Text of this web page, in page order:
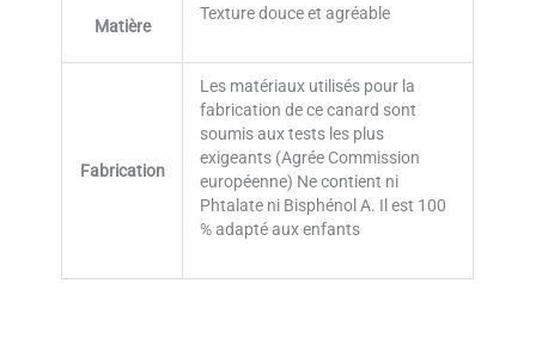
Matière
Texture douce et agréable
Fabrication
Les matériaux utilisés pour la
fabrication de ce canard sont
soumis aux tests les plus
exigeants (Agrée Commission
européenne) Ne contient ni
Phtalate ni Bisphénol A. Il est 100
% adapté aux enfants